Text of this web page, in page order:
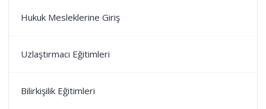
Hukuk Mesleklerine Giriş
Uzlaştırmacı Eğitimleri
Bilirkişilik Eğitimleri